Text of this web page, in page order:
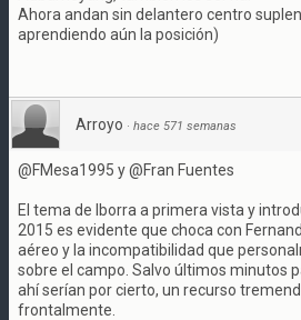
Ahora andan sin delantero centro
aprendiendo aún la posición)
Arroyo · hace 571 semanas
@FMesa1995 y @Fran Fuentes
El tema de Iborra a primera vista y
2015 es evidente que choca con
aéreo y la incompatibilidad que
sobre el campo. Salvo últimos minutos
ahí serían por cierto, un recurso
frontalmente.